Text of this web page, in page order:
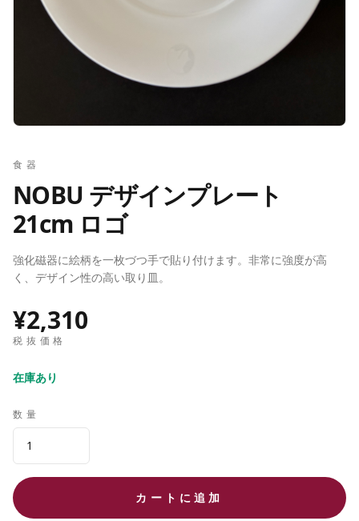
食器
NOBU デザインプレート
21cm ロゴ
強化磁器に絵柄を一枚づつ手で貼り付けます。非常に強度が高
く、デザイン性の高い取り皿。
¥2,310
税抜価格
在庫あり
数量
カートに追加